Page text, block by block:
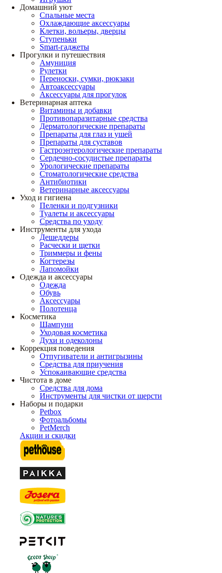
Домашний уют
Спальные места
Охлаждающие аксессуары
Клетки, вольеры, дверцы
Ступеньки
Smart-гаджеты
Прогулки и путешествия
Амуниция
Рулетки
Переноски, сумки, рюкзаки
Автоаксессуары
Аксессуары для прогулок
Ветеринарная аптека
Витамины и добавки
Противопаразитарные средства
Дерматологические препараты
Препараты для глаз и ушей
Препараты для суставов
Гастроэнтерологические препараты
Сердечно-сосудистые препараты
Урологические препараты
Стоматологические средства
Антибиотики
Ветеринарные аксессуары
Уход и гигиена
Пеленки и подгузники
Туалеты и аксессуары
Средства по уходу
Инструменты для ухода
Дешеддеры
Расчески и щетки
Триммеры и фены
Когтерезы
Лапомойки
Одежда и аксессуары
Одежда
Обувь
Аксессуары
Полотенца
Косметика
Шампуни
Уходовая косметика
Духи и одеколоны
Коррекция поведения
Отпугиватели и антигрызины
Средства для приучения
Успокаивающие средства
Чистота в доме
Средства для дома
Инструменты для чистки от шерсти
Наборы и подарки
Petbox
Фотоальбомы
PetMerch
Акции и скидки